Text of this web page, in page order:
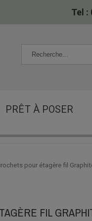
Tel :
PRÊT À POSER
pour étagère fil
FIL